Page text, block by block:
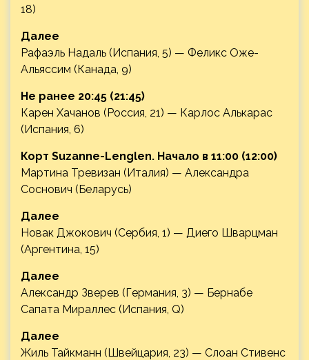
18)
Далее
Рафаэль Надаль (Испания, 5) — Феликс Оже-
Альяссим (Канада, 9)
Не ранее 20:45 (21:45)
Карен Хачанов (Россия, 21) — Карлос Алькарас
(Испания, 6)
Корт Suzanne-Lenglen. Начало в 11:00 (12:00)
Мартина Тревизан (Италия) — Александра
Соснович (Беларусь)
Далее
Новак Джокович (Сербия, 1) — Диего Шварцман
(Аргентина, 15)
Далее
Александр Зверев (Германия, 3) — Бернабе
Сапата Мираллес (Испания, Q)
Далее
Жиль Тайкманн (Швейцария, 23) — Слоан Стивенс